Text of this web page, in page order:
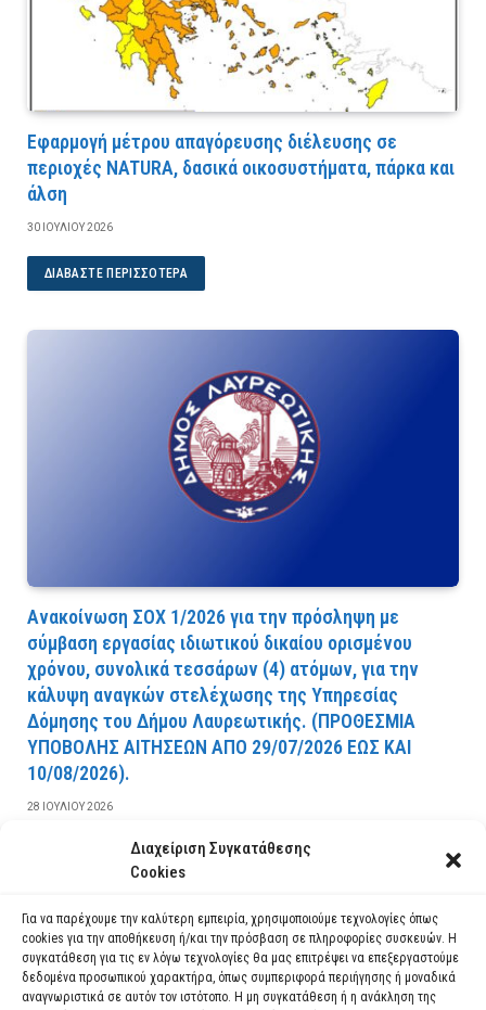
Διαχείριση Συγκατάθεσης
Cookies
Για να παρέχουμε την καλύτερη εμπειρία, χρησιμοποιούμε τεχνολογίες όπως
cookies για την αποθήκευση ή/και την πρόσβαση σε πληροφορίες συσκευών. Η
συγκατάθεση για τις εν λόγω τεχνολογίες θα μας επιτρέψει να επεξεργαστούμε
δεδομένα προσωπικού χαρακτήρα, όπως συμπεριφορά περιήγησης ή μοναδικά
αναγνωριστικά σε αυτόν τον ιστότοπο. Η μη συγκατάθεση ή η ανάκληση της
Εφαρμογή μέτρου απαγόρευσης διέλευσης σε
περιοχές NATURA, δασικά οικοσυστήματα, πάρκα και
άλση
30 ΙΟΥΛΊΟΥ 2026
ΔΙΑΒΆΣΤΕ ΠΕΡΙΣΣΌΤΕΡΑ
Ανακοίνωση ΣΟΧ 1/2026 για την πρόσληψη με
σύμβαση εργασίας ιδιωτικού δικαίου ορισμένου
χρόνου, συνολικά τεσσάρων (4) ατόμων, για την
κάλυψη αναγκών στελέχωσης της Υπηρεσίας
Δόμησης του Δήμου Λαυρεωτικής. (ΠPOΘEΣMIA
YΠOBOΛHΣ AITHΣEΩN AΠO 29/07/2026 EΩΣ KAI
10/08/2026).
28 ΙΟΥΛΊΟΥ 2026
ΔΙΑΒΆΣΤΕ ΠΕΡΙΣΣΌΤΕΡΑ